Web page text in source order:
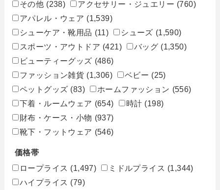
その他 (238) アクセサリー・ジュエリー (760)
アパレル・ウェア (1,539)
シューケア・靴用品 (11) シューズ (1,590)
スポーツ・アウトドア (421) バッグ (1,350)
ビューティーグッズ (486)
ファッション雑貨 (1,306) ベビー (25)
ペットグッズ (83) ホームファッション (556)
下着・ルームウェア (654) 時計 (198)
財布・ケース・小物 (937)
靴下・フットウェア (546)
価格帯
ロープライス (1,497) ミドルプライス (1,344)
ハイプライス (79)